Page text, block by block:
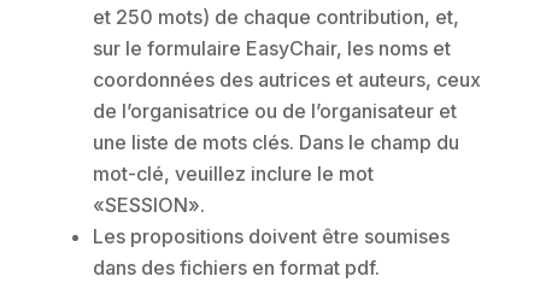
et 250 mots) de chaque contribution, et,
sur le formulaire EasyChair, les noms et
coordonnées des autrices et auteurs, ceux
de l’organisatrice ou de l’organisateur et
une liste de mots clés. Dans le champ du
mot-clé, veuillez inclure le mot
«SESSION».
Les propositions doivent être soumises
dans des fichiers en format pdf.